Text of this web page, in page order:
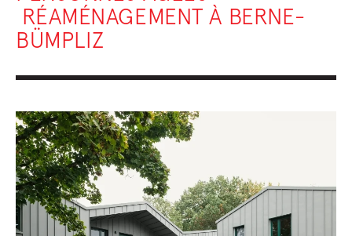
RÉAMÉNAGEMENT À BERNE-
BÜMPLIZ